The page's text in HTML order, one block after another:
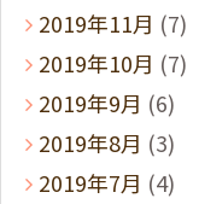
2019年11月 (7)
2019年10月 (7)
2019年9月 (6)
2019年8月 (3)
2019年7月 (4)